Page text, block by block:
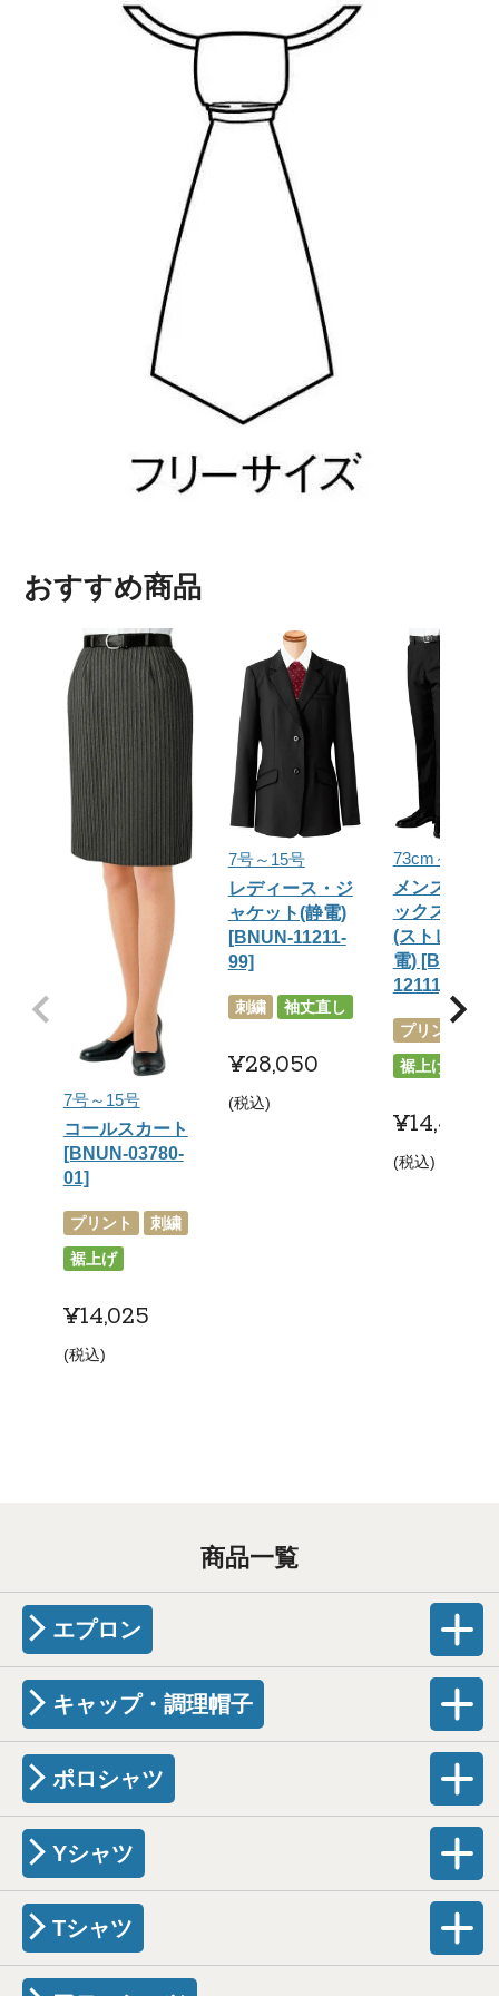
おすすめ商品
7号～15号
コールスカート
[BNUN-03780-
01]
プリント
刺繍
裾上げ
¥14,025
税込
7号～15号
レディース・ジ
ャケット(静電)
[BNUN-11211-
99]
刺繍 袖丈直し
¥28,050
税込
73cm～97cm
メンズ・ワ
ックスラッ
(ストレッチ
電) [BNUN-
12111]
プリント
裾上げ
¥14,432
税込
商品一覧
エプロン
キャップ・調理帽子
ポロシャツ
Yシャツ
Tシャツ